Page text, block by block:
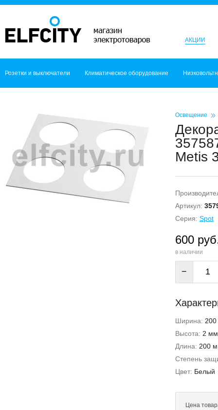
АКЦИИ
Розетки и выключатели Климатическое оборудование
Освещение
Metis
Артикул:
Серия: Spot
600
в наличии
−
Ширина:
Высота: 2 мм
Длина: 200
Степень
Цвет: Белый
Цена